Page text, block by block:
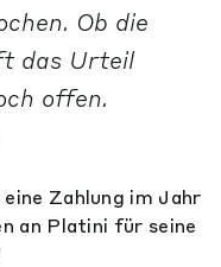
Ob die
das Urteil
offen.
Zahlung im Jahr
an Platini für seine